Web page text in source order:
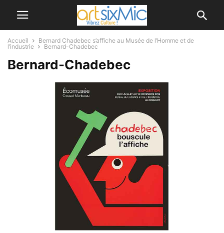
Accueil
Bernard Chadebec s’affiche au Musée de l’Homme et de
l’industrie
Bernard-Chadebec
Bernard-Chadebec